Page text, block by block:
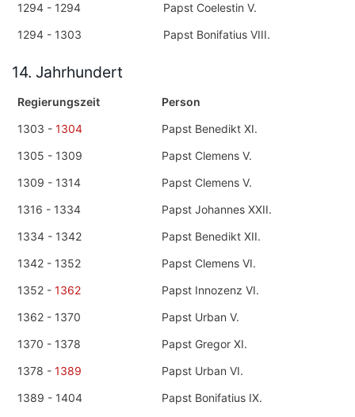
1294 - 1294
Papst Coelestin V.
1294 - 1303
Papst Bonifatius VIII.
14. Jahrhundert
Regierungszeit
Person
1303 - 1304
Papst Benedikt XI.
1305 - 1309
Papst Clemens V.
1309 - 1314
Papst Clemens V.
1316 - 1334
Papst Johannes XXII.
1334 - 1342
Papst Benedikt XII.
1342 - 1352
Papst Clemens VI.
1352 - 1362
Papst Innozenz VI.
1362 - 1370
Papst Urban V.
1370 - 1378
Papst Gregor XI.
1378 - 1389
Papst Urban VI.
1389 - 1404
Papst Bonifatius IX.